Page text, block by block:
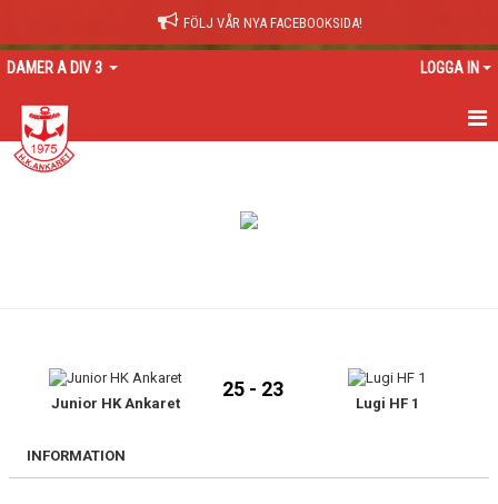
FÖLJ VÅR NYA FACEBOOKSIDA!
DAMER A DIV 3 LOGGA IN
HEM
BILDGALLERI
DOKUMENT
Junior HK Ankaret
25 - 23
Lugi HF 1
INFORMATION